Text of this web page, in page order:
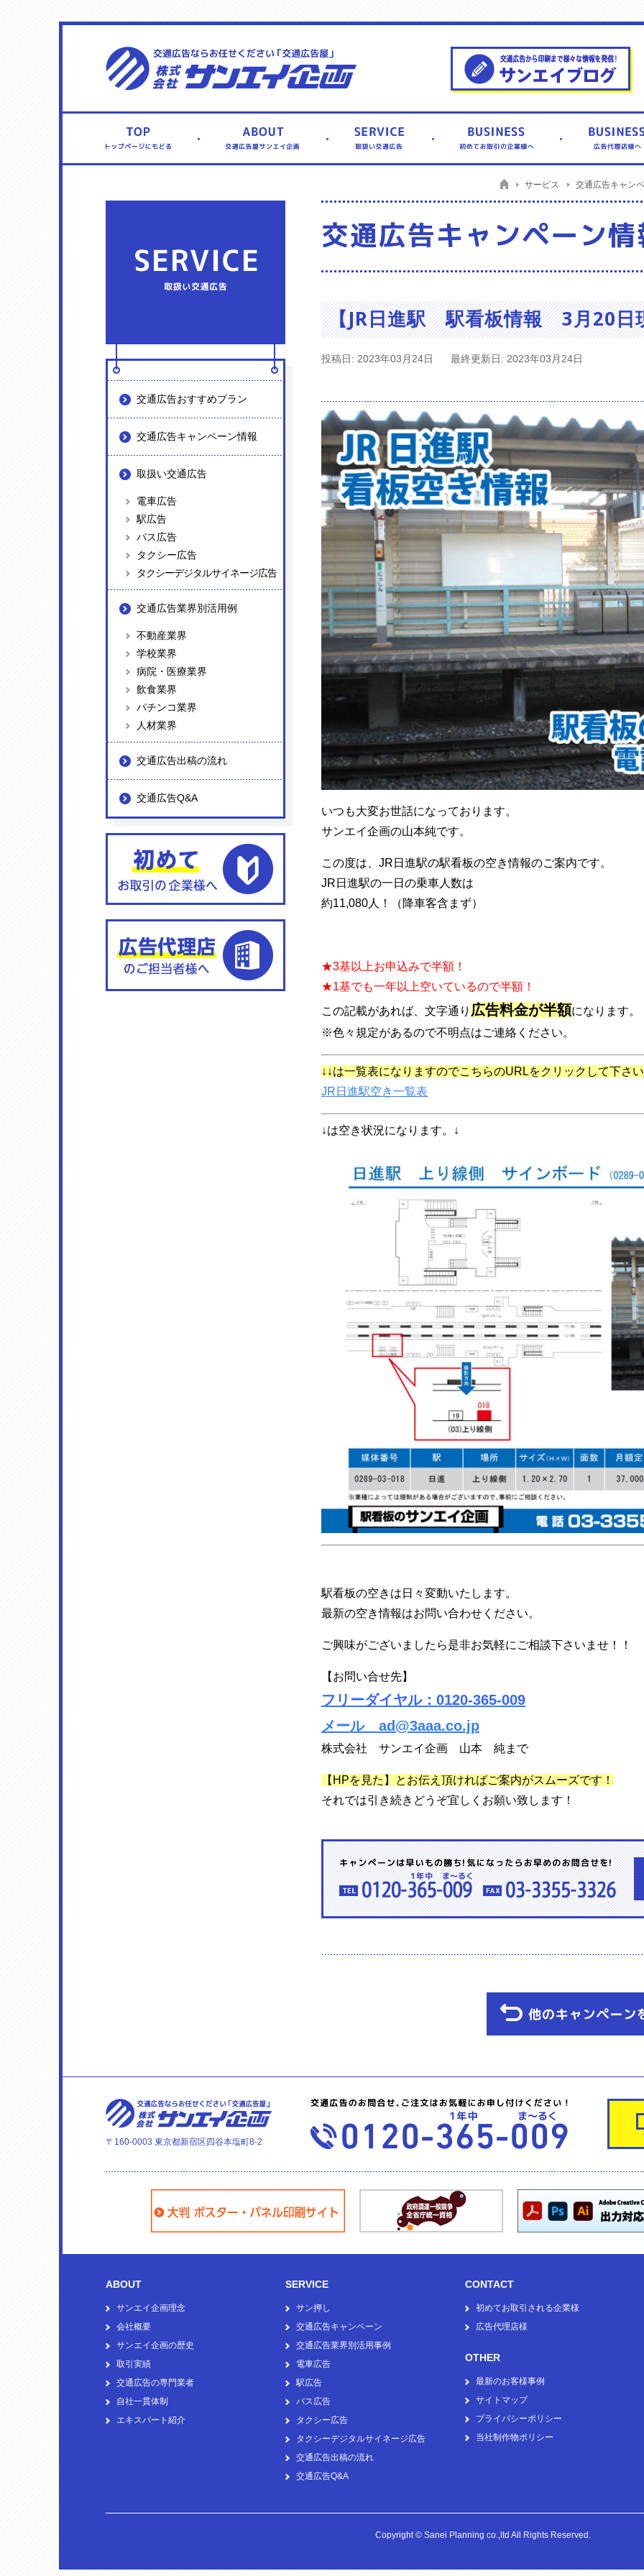
サービス 交通広告キャン
【JR日進駅 駅看板情報 3月20日
投稿日: 2023年03月24日 最終更新日: 2023年03月24日
いつも大変お世話になっております。
サンエイ企画の山本純です。
この度は、JR日進駅の駅看板の空き情報のご案内です。
JR日進駅の一日の乗車人数は
約11,080人！（降車客含まず）
★3基以上お申込みで半額！
★1基でも一年以上空いているので半額！
この記載があれば、文字通り 広告料金が半額になります。
※色々規定があるので不明点はご連絡ください。
↓↓は一覧表になりますのでこちらのURLをクリックして下さ
JR日進駅空き一覧表
↓は空き状況になります。↓
駅看板の空きは日々変動いたします。
最新の空き情報はお問い合わせください。
ご興味がございましたら是非お気軽にご相談下さいませ！！
【お問い合せ先】
フリーダイヤル：0120-365-009
メール ad@3aaa.co.jp
株式会社 サンエイ企画 山本 純まで
【HPを見た】とお伝え頂ければご案内がスムーズです！
それでは引き続きどうぞ宜しくお願い致します！
交通広告おすすめプラン
交通広告キャンペーン情報
取扱い交通広告
電車広告
駅広告
バス広告
タクシー広告
タクシーデジタルサイネージ広告
交通広告業界別活用例
不動産業界
学校業界
病院・医療業界
飲食業界
パチンコ業界
人材業界
交通広告出稿の流れ
交通広告Q&A
〒160-0003 東京都新宿区四谷本塩町8-2
ABOUT
サンエイ企画理念
会社概要
サンエイ企画の歴史
取引実績
交通広告の専門業者
自社一貫体制
エキスパート紹介
SERVICE
サン押し
交通広告キャンペーン
交通広告業界別活用事例
電車広告
駅広告
バス広告
タクシー広告
タクシーデジタルサイネージ広告
交通広告出稿の流れ
交通広告Q&A
CONTACT
初めてお取引される企業様
広告代理店様
OTHER
最新のお客様事例
サイトマップ
プライバシーポリシー
当社制作物ポリシー
Copyright © Sanei Planning co.,ltd All Rights Reserved.